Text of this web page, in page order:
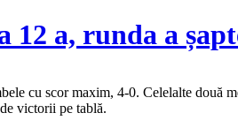
12 a, runda a
cu scor maxim, 4-0. Celelalte două
victorii pe tablă.